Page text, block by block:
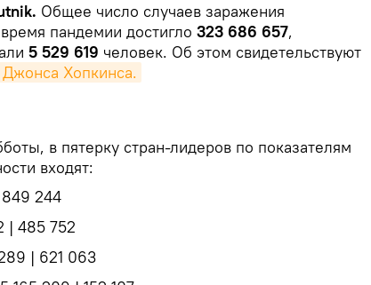
Общее число случаев заражения
пандемии достигло 323 686 657,
5 529 619 человек. Об этом свидетельствуют
Хопкинса.
в пятерку стран-лидеров по показателям
входят:
244
| 485 752
| 621 063